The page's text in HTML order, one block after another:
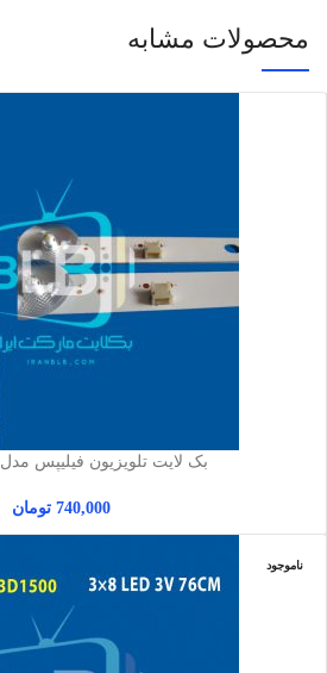
محصولات مشابه
بک لایت تلویزیون فیلیپس مدل 32PHT4002
740,000 تومان
ناموجود